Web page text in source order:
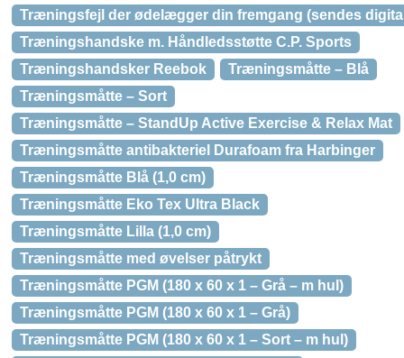
Træningsfejl der ødelægger din fremgang (sendes
Træningshandske m. Håndledsstøtte C.P. Sports
Træningshandsker Reebok
Træningsmåtte – Blå
Træningsmåtte – Sort
Træningsmåtte – StandUp Active Exercise & Relax Mat
Træningsmåtte antibakteriel Durafoam fra Harbinger
Træningsmåtte Blå (1,0 cm)
Træningsmåtte Eko Tex Ultra Black
Træningsmåtte Lilla (1,0 cm)
Træningsmåtte med øvelser påtrykt
Træningsmåtte PGM (180 x 60 x 1 – Grå – m hul)
Træningsmåtte PGM (180 x 60 x 1 – Grå)
Træningsmåtte PGM (180 x 60 x 1 – Sort – m hul)